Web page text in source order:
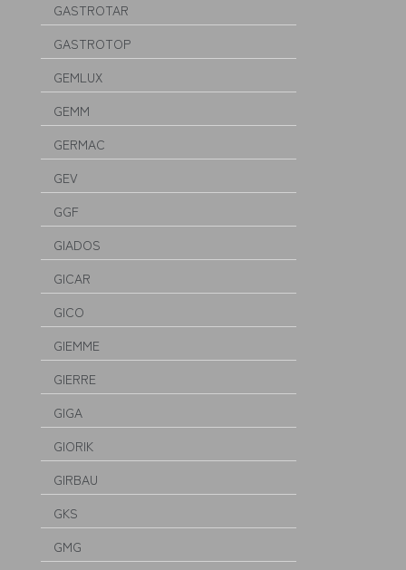
GASTROTAR
GASTROTOP
GEMLUX
GEMM
GERMAC
GEV
GGF
GIADOS
GICAR
GICO
GIEMME
GIERRE
GIGA
GIORIK
GIRBAU
GKS
GMG